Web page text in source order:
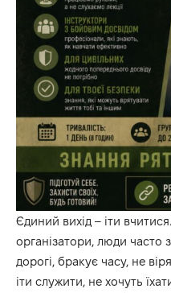
Єдиний вихід – іти
організатори, люди часто
дорогі, бракує часу, не
іти служити, не хочуть